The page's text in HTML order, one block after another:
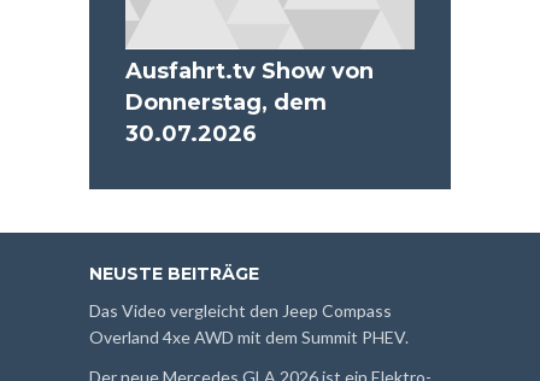
Ausfahrt.tv Show von
Donnerstag, dem
30.07.2026
NEUSTE BEITRÄGE
Das Video vergleicht den Jeep Compass
Overland 4xe AWD mit dem Summit PHEV.